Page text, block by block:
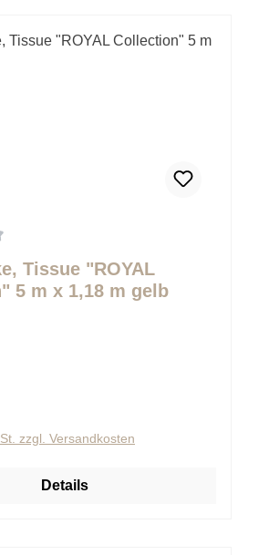
Tissue "ROYAL
5 m x 1,18 m gelb
zzgl. Versandkosten
Details